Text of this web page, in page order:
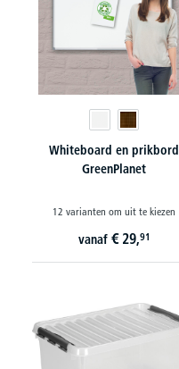
Whiteboard en prikbord
GreenPlanet
12 varianten om uit te kiezen
vanaf € 29,91